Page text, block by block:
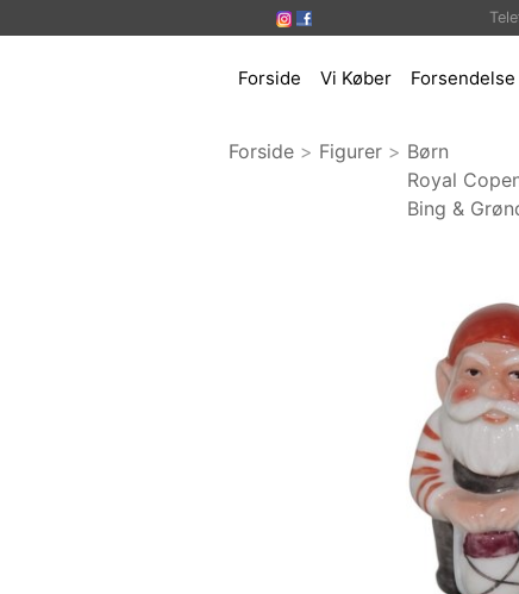
Forside Vi Køber Forsendelse
Forside > Figurer > Børn
Royal
Bing &